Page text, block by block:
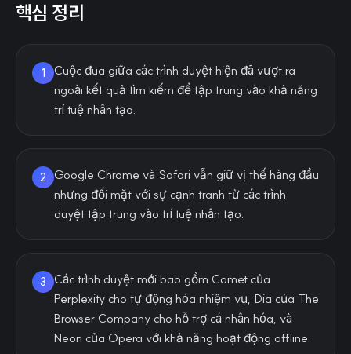
핵심 정리
1
Cuộc đua giữa các trình duyệt hiện đã vượt ra
ngoài kết quả tìm kiếm để tập trung vào khả năng
trí tuệ nhân tạo.
2
Google Chrome và Safari vẫn giữ vị thế hàng đầu
nhưng đối mặt với sự cạnh tranh từ các trình
duyệt tập trung vào trí tuệ nhân tạo.
3
Các trình duyệt mới bao gồm Comet của
Perplexity cho tự động hóa nhiệm vụ, Dia của The
Browser Company cho hỗ trợ cá nhân hóa, và
Neon của Opera với khả năng hoạt động offline.